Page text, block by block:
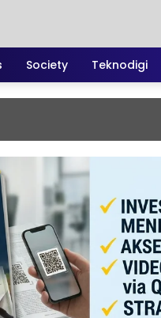
Society Teknodigi